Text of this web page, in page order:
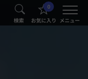
検索
0
お気に入り メニュー
®